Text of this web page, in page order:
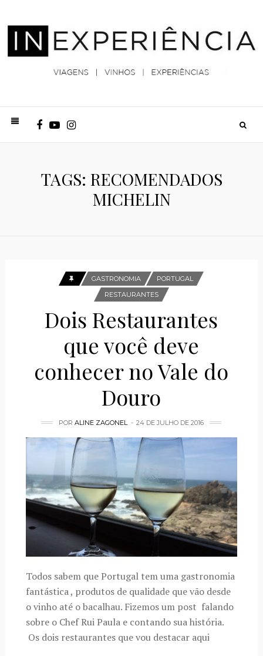
TAGS: RECOMENDADOS
MICHELIN
GASTRONOMIA
PORTUGAL
RESTAURANTES
Dois Restaurantes
que você deve
conhecer no Vale do
Douro
PORALINE ZAGONEL 24 DE JULHO DE 2016
Todos sabem que Portugal tem uma gastronomia
fantástica , produtos de qualidade que vão desde
o vinho até o bacalhau. Fizemos um post falando
sobre o Chef Rui Paula e contando sua história.
Os dois restaurantes que vou destacar aqui